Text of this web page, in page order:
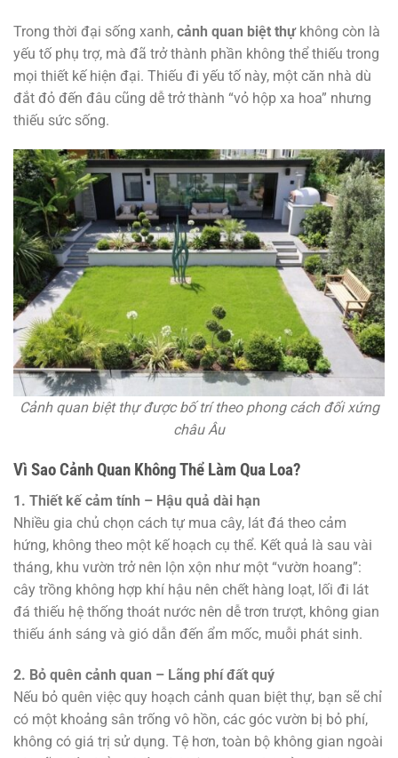
Trong thời đại sống xanh, cảnh quan biệt thựkhông còn là
yếu tố phụ trợ, mà đã trở thành phần không thể thiếu trong
mọi thiết kế hiện đại. Thiếu đi yếu tố này, một căn nhà dù
đắt đỏ đến đâu cũng dễ trở thành “vỏ hộp xa hoa” nhưng
thiếu sức sống.
Cảnh quan biệt thự được bố trí theo phong cách đối xứng
châu Âu
Vì Sao Cảnh Quan Không Thể Làm Qua Loa?
1. Thiết kế cảm tính – Hậu quả dài hạn
Nhiều gia chủ chọn cách tự mua cây, lát đá theo cảm
hứng, không theo một kế hoạch cụ thể. Kết quả là sau vài
tháng, khu vườn trở nên lộn xộn như một “vườn hoang”:
cây trồng không hợp khí hậu nên chết hàng loạt, lối đi lát
đá thiếu hệ thống thoát nước nên dễ trơn trượt, không gian
thiếu ánh sáng và gió dẫn đến ẩm mốc, muỗi phát sinh.
2. Bỏ quên cảnh quan – Lãng phí đất quý
Nếu bỏ quên việc quy hoạch cảnh quan biệt thự, bạn sẽ chỉ
có một khoảng sân trống vô hồn, các góc vườn bị bỏ phí,
không có giá trị sử dụng. Tệ hơn, toàn bộ không gian ngoài